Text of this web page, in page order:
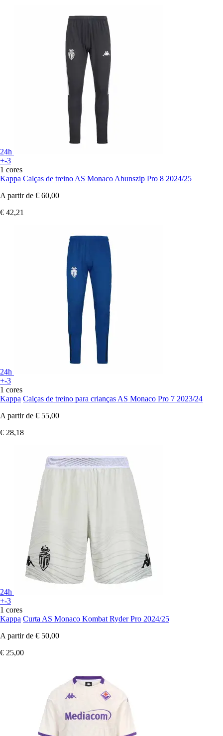
24h
+-3
1 cores
Kappa Calças de treino AS Monaco Abunszip Pro 8 2024/25
A partir de € 60,00
€ 42,21
24h
+-3
1 cores
Kappa Calças de treino para crianças AS Monaco Pro 7 2023/24
A partir de € 55,00
€ 28,18
24h
+-3
1 cores
Kappa Curta AS Monaco Kombat Ryder Pro 2024/25
A partir de € 50,00
€ 25,00